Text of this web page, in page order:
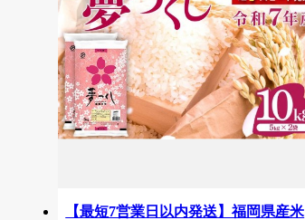
【最短7営業日以内発送】福岡県産米